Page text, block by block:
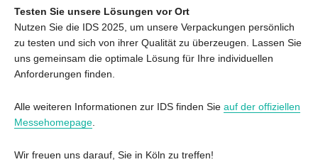
Testen Sie unsere Lösungen vor Ort
Nutzen Sie die IDS 2025, um unsere Verpackungen persönlich
zu testen und sich von ihrer Qualität zu überzeugen. Lassen Sie
uns gemeinsam die optimale Lösung für Ihre individuellen
Anforderungen finden.
Alle weiteren Informationen zur IDS finden Sie auf der offiziellen
Messehomepage.
Wir freuen uns darauf, Sie in Köln zu treffen!